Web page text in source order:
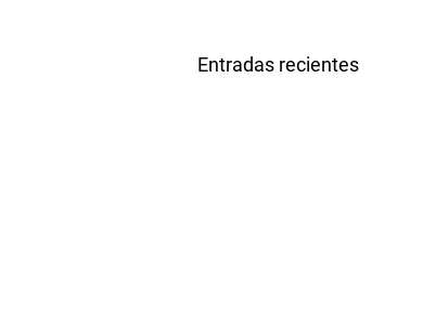
Entradas recientes